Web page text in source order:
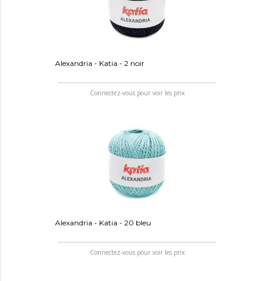
Alexandria - Katia - 2 noir
Connectez-vous pour voir les prix
Alexandria - Katia - 20 bleu
Connectez-vous pour voir les prix